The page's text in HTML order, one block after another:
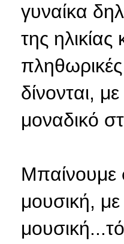
γυναίκα
της
δίνονται,
μοναδικό
Μπαίνουμε
μουσική,